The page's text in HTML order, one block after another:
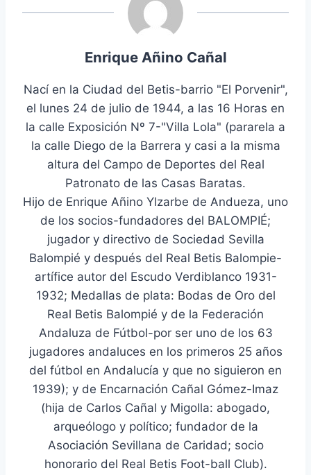
Enrique Añino Cañal
Nací en la Ciudad del Betis-barrio "El Porvenir",
el lunes 24 de julio de 1944, a las 16 Horas en
la calle Exposición Nº 7-"Villa Lola" (pararela a
la calle Diego de la Barrera y casi a la misma
altura del Campo de Deportes del Real
Patronato de las Casas Baratas.
Hijo de Enrique Añino Ylzarbe de Andueza, uno
de los socios-fundadores del BALOMPIÉ;
jugador y directivo de Sociedad Sevilla
Balompié y después del Real Betis Balompie-
artífice autor del Escudo Verdiblanco 1931-
1932; Medallas de plata: Bodas de Oro del
Real Betis Balompié y de la Federación
Andaluza de Fútbol-por ser uno de los 63
jugadores andaluces en los primeros 25 años
del fútbol en Andalucía y que no siguieron en
1939); y de Encarnación Cañal Gómez-Imaz
(hija de Carlos Cañal y Migolla: abogado,
arqueólogo y político; fundador de la
Asociación Sevillana de Caridad; socio
honorario del Real Betis Foot-ball Club).